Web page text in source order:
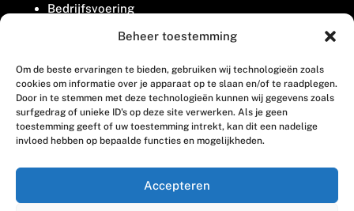
Beheer toestemming
Om de beste ervaringen te bieden, gebruiken wij technologieën zoals
cookies om informatie over je apparaat op te slaan en/of te raadplegen.
Door in te stemmen met deze technologieën kunnen wij gegevens zoals
surfgedrag of unieke ID's op deze site verwerken. Als je geen
toestemming geeft of uw toestemming intrekt, kan dit een nadelige
invloed hebben op bepaalde functies en mogelijkheden.
Accepteren
Bedrijfsvoering
Belangenbehartiging
Contact
Houttuinlaan 8
3447 GM Woerden